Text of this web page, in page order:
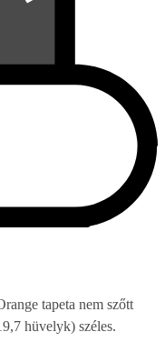
tapeta nem szőtt
hüvelyk) széles.